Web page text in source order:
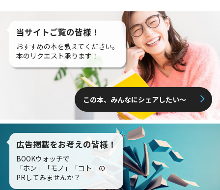
当サイトご覧の皆様！
おすすめの本を教えてください。
本のリクエスト承ります！
この本、みんなにシェアしたい〜
広告掲載をお考えの皆様！
BOOKウォッチで
「ホン」「モノ」「コト」の
PRしてみませんか？